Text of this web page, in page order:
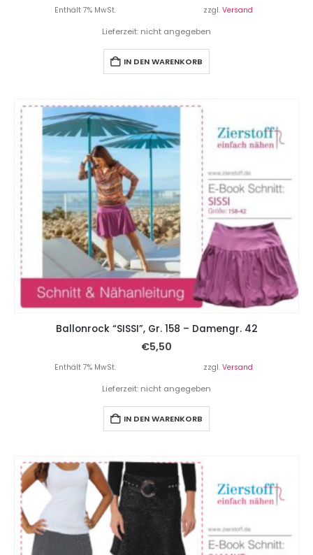
Enthält 7% MwSt. zzgl. Versand
Lieferzeit: nicht angegeben
IN DEN WARENKORB
Ballonrock “SISSI”, Gr. 158 – Damengr. 42
€5,50
Enthält 7% MwSt. zzgl. Versand
Lieferzeit: nicht angegeben
IN DEN WARENKORB